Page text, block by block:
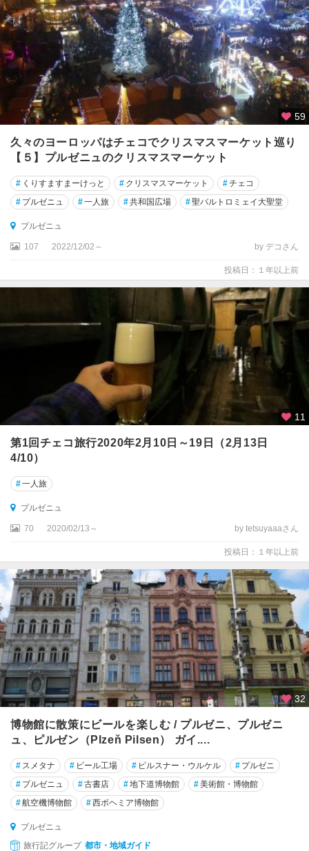
59
久々のヨーロッパはチェコでクリスマスマーケット巡り
【５】プルゼニュのクリスマスマーケット
# くりすますまーけっと # クリスマスマーケット #チェコ
# プルゼニュ #一人旅 #共和国広場 #聖バルトロミェイ大聖堂
プルゼニュ
107 2022/12/02～ by デコさん
投稿日：１年以上前
11
第1回チェコ旅行2020年2月10日～19日（2月13日
4/10）
#一人旅
プルゼニュ
70 2020/02/13～ by tetsuyaaaさん
投稿日：１年以上前
32
博物館に散策にビールを楽しむ / プルゼニ、プルゼニ
ュ、ピルゼン（Plzeň Pilsen） ガイ....
# スメタナ # ビール工場 # ピルスナー・ウルケル # プルゼニ
# プルゼニュ #古書店 #地下道博物館 #美術館・博物館
#航空機博物館 #西ボヘミア博物館
プルゼニュ
旅行記グループ 都市・地域ガイド